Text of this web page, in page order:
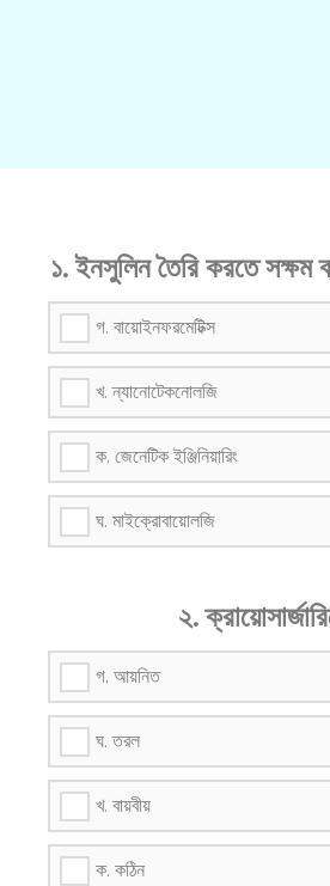
১. ইনসুলিন তৈরি করতে সক্ষম
গ. বায়োইনফরমেটিক্স
খ. ন্যানোটেকনোলজি
ক. জেনেটিক ইঞ্জিনিয়ারিং
ঘ. মাইক্রোবায়োলজি
২.
গ. আয়নিত
ঘ. তরল
খ. বায়বীয়
ক. কঠিন